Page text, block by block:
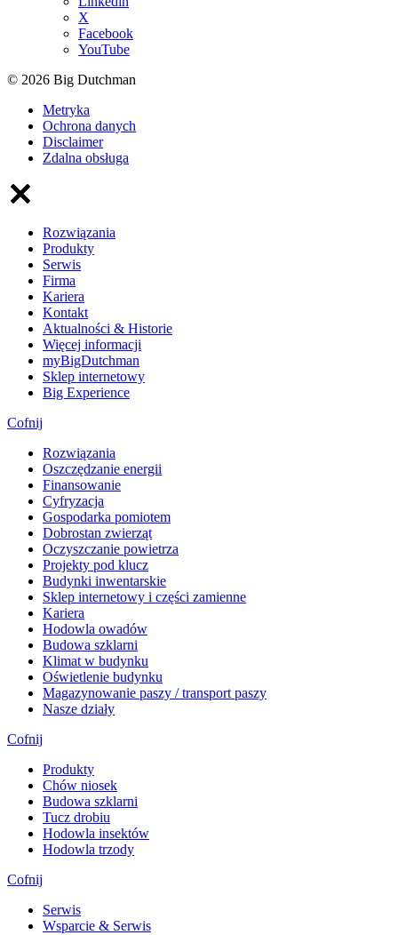
X
Facebook
YouTube
© 2026 Big Dutchman
Metryka
Ochrona danych
Disclaimer
Zdalna obsługa
Rozwiązania
Produkty
Serwis
Firma
Kariera
Kontakt
Aktualności & Historie
Więcej informacji
myBigDutchman
Sklep internetowy
Big Experience
Cofnij
Rozwiązania
​Oszczędzanie energii
Finansowanie
Cyfryzacja
Gospodarka pomiotem
Dobrostan zwierząt
Oczyszczanie powietrza
Projekty pod klucz
Budynki inwentarskie
Sklep internetowy i części zamienne
Kariera
Hodowla owadów
Budowa szklarni
Klimat w budynku
Oświetlenie budynku
Magazynowanie paszy / transport paszy
Nasze działy
Cofnij
Produkty
Chów niosek
Budowa szklarni
Tucz drobiu
Hodowla insektów
Hodowla trzody
Cofnij
Serwis
Wsparcie & Serwis